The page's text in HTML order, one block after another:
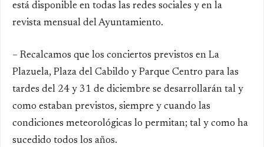
está disponible en todas las redes sociales y en la
revista mensual del Ayuntamiento.
– Recalcamos que los conciertos previstos en La
Plazuela, Plaza del Cabildo y Parque Centro para las
tardes del 24 y 31 de diciembre se desarrollarán tal y
como estaban previstos, siempre y cuando las
condiciones meteorológicas lo permitan; tal y como ha
sucedido todos los años.